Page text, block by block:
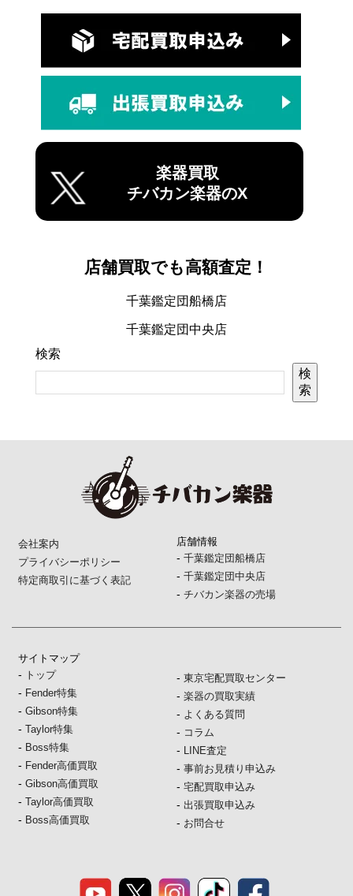
楽器買取
チバカン楽器のX
店舗買取でも高額査定！
千葉鑑定団船橋店
千葉鑑定団中央店
検索
検
索
会社案内
プライバシーポリシー
特定商取引に基づく表記
店舗情報
- 千葉鑑定団船橋店
- 千葉鑑定団中央店
- チバカン楽器の売場
サイトマップ
- トップ
- Fender特集
-Gibson特集
-Taylor特集
- Boss特集
- Fender高価買取
-Gibson高価買取
-Taylor高価買取
- Boss高価買取
- 東京宅配買取センター
- 楽器の買取実績
- よくある質問
- コラム
- LINE査定
- 事前お見積り申込み
- 宅配買取申込み
- 出張買取申込み
- お問合せ